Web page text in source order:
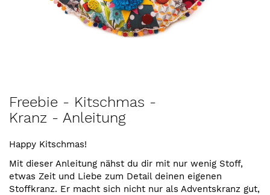
Anfang
der
springen
Freebie - Kitschmas -
Kranz - Anleitung
Happy Kitschmas!
Mit dieser Anleitung nähst du dir mit nur wenig Stoff,
etwas Zeit und Liebe zum Detail deinen eigenen
Stoffkranz. Er macht sich nicht nur als Adventskranz gut,